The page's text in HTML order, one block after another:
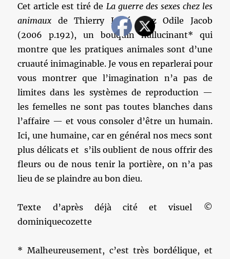
Cet article est tiré de La guerre des sexes chez les
animaux de Thierry Lodé chez Odile Jacob
(2006 p.192), un bouquin hallucinant* qui
montre que les pratiques animales sont d’une
cruauté inimaginable. Je vous en reparlerai pour
vous montrer que l’imagination n’a pas de
limites dans les systèmes de reproduction —
les femelles ne sont pas toutes blanches dans
l’affaire — et vous consoler d’être un humain.
Ici, une humaine, car en général nos mecs sont
plus délicats et s’ils oublient de nous offrir des
fleurs ou de nous tenir la portière, on n’a pas
lieu de se plaindre au bon dieu.
Texte d’après déjà cité et visuel ©
dominiquecozette
* Malheureusement, c’est très bordélique, et